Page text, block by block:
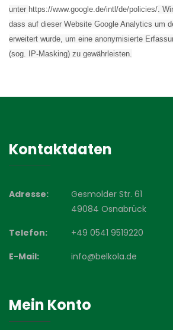
unter https://www.google.de/intl/de/policies/.
dass auf dieser Website Google Analytics um
erweitert wurde, um eine anonymisierte
(sog. IP-Masking) zu gewährleisten.
Kontaktdaten
Adresse:
Gesmolder Str. 61
49084 Osnabrück
Telefon:
+49 0541 9519220
E-Mail:
info@belkola.de
Mein Konto